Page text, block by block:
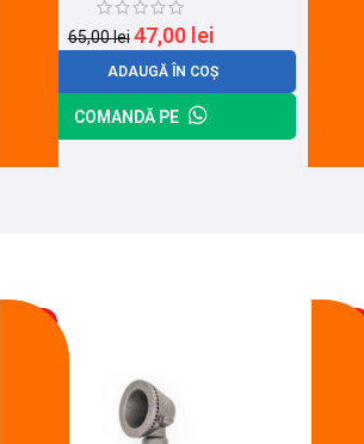
65,00lei 47,00 lei
ADAUGĂ ÎN COȘ
COMANDĂ PE